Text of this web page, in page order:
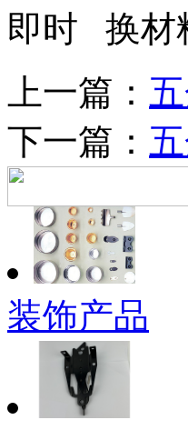
即时 换材
上一篇：
下一篇：
装饰产品